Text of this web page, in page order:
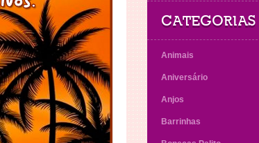
CATEGORIAS
Animais
Aniversário
Anjos
Barrinhas